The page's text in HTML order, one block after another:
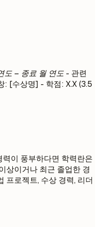
도 – 종료 월 연도 - 관련
[수상명] - 학점: X.X (3.5
이 풍부하다면 학력란은
상이거나 최근 졸업한 경
프로젝트, 수상 경력, 리더